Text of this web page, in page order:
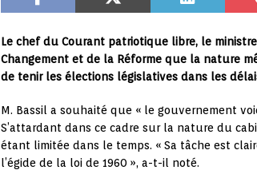
Le chef du Courant patriotique libre, le
Changement et de la Réforme que la nature
de tenir les élections législatives dans les
M. Bassil a souhaité que « le gouvernement
S’attardant dans ce cadre sur la nature du
étant limitée dans le temps. « Sa tâche est
l’égide de la loi de 1960 », a-t-il noté.